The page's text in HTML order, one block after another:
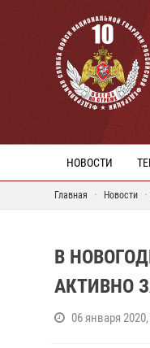
НОВОСТИ
Главная Новости
В
АКТИВНО
06 января